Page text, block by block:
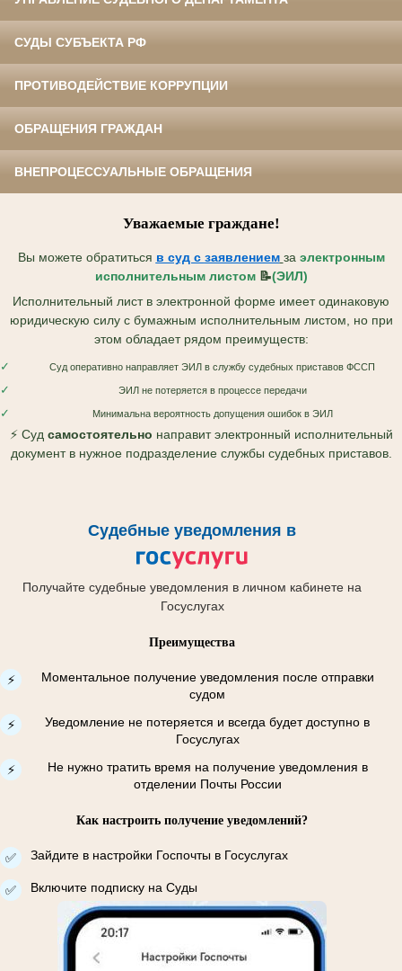
СУДЫ СУБЪЕКТА РФ
ПРОТИВОДЕЙСТВИЕ КОРРУПЦИИ
ОБРАЩЕНИЯ ГРАЖДАН
ВНЕПРОЦЕССУАЛЬНЫЕ ОБРАЩЕНИЯ
Уважаемые граждане!
Вы можете обратиться в суд с заявлением за электронным
исполнительным листом 📝(ЭИЛ)
Исполнительный лист в электронной форме имеет одинаковую
юридическую силу с бумажным исполнительным листом, но при
этом обладает рядом преимуществ:
✓ Суд оперативно направляет ЭИЛ в службу судебных приставов ФССП
✓ ЭИЛ не потеряется в процессе передачи
✓ Минимальна вероятность допущения ошибок в ЭИЛ
⚡ Суд самостоятельно направит электронный исполнительный
документ в нужное подразделение службы судебных приставов.
Судебные уведомления в
Получайте судебные уведомления в личном кабинете на
Госуслугах
Преимущества
⚡
Моментальное получение уведомления после отправки
судом
⚡
Уведомление не потеряется и всегда будет доступно в
Госуслугах
⚡
Не нужно тратить время на получение уведомления в
отделении Почты России
Как настроить получение уведомлений?
✅ Зайдите в настройки Госпочты в Госуслугах
✅ Включите подписку на Суды